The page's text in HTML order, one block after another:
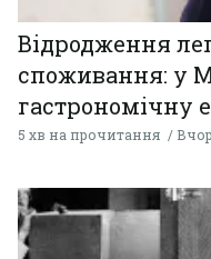
Відродження
споживання: у
гастрономічну
5 хв на прочитання